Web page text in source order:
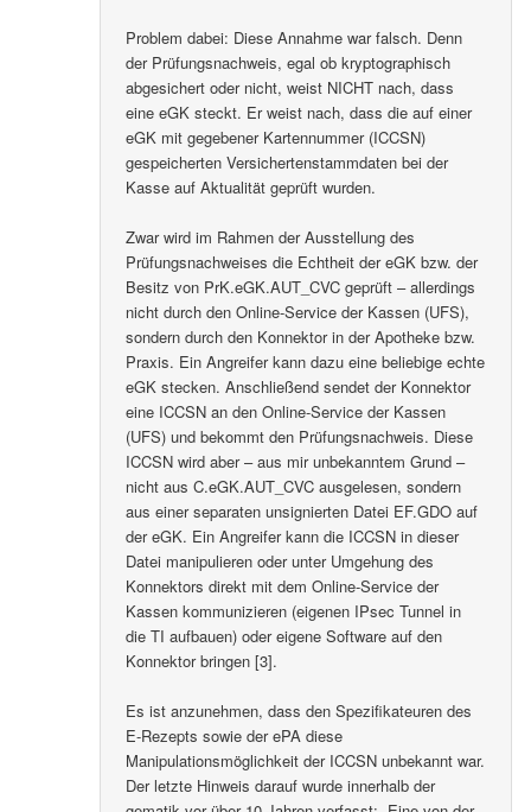
Problem dabei: Diese Annahme war falsch. Denn
der Prüfungsnachweis, egal ob kryptographisch
abgesichert oder nicht, weist NICHT nach, dass
eine eGK steckt. Er weist nach, dass die auf einer
eGK mit gegebener Kartennummer (ICCSN)
gespeicherten Versichertenstammdaten bei der
Kasse auf Aktualität geprüft wurden.
Zwar wird im Rahmen der Ausstellung des
Prüfungsnachweises die Echtheit der eGK bzw. der
Besitz von PrK.eGK.AUT_CVC geprüft – allerdings
nicht durch den Online-Service der Kassen (UFS),
sondern durch den Konnektor in der Apotheke bzw.
Praxis. Ein Angreifer kann dazu eine beliebige echte
eGK stecken. Anschließend sendet der Konnektor
eine ICCSN an den Online-Service der Kassen
(UFS) und bekommt den Prüfungsnachweis. Diese
ICCSN wird aber – aus mir unbekanntem Grund –
nicht aus C.eGK.AUT_CVC ausgelesen, sondern
aus einer separaten unsignierten Datei EF.GDO auf
der eGK. Ein Angreifer kann die ICCSN in dieser
Datei manipulieren oder unter Umgehung des
Konnektors direkt mit dem Online-Service der
Kassen kommunizieren (eigenen IPsec Tunnel in
die TI aufbauen) oder eigene Software auf den
Konnektor bringen [3].
Es ist anzunehmen, dass den Spezifikateuren des
E-Rezepts sowie der ePA diese
Manipulationsmöglichkeit der ICCSN unbekannt war.
Der letzte Hinweis darauf wurde innerhalb der